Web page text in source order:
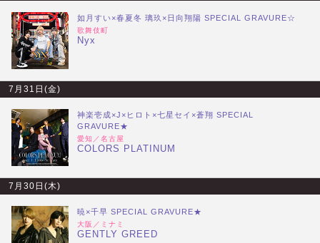
如月すい×春夏冬 璃玖×日向翔陽 SPECIAL GRAVURE☆
歌舞伎町
Nyx
7月31日(金)
神楽壱成×J×ヒロト×七星セイ×蒼翔 SPECIAL
GRAVURE★
愛知／名古屋
COLORS PLATINUM
7月30日(木)
暁×千早 SPECIAL GRAVURE★
大阪／ミナミ
GENTLY GREED